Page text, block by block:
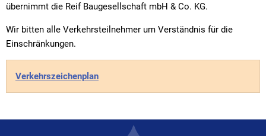
übernimmt die Reif Baugesellschaft mbH & Co. KG.
Wir bitten alle Verkehrsteilnehmer um Verständnis für die
Einschränkungen.
Verkehrszeichenplan